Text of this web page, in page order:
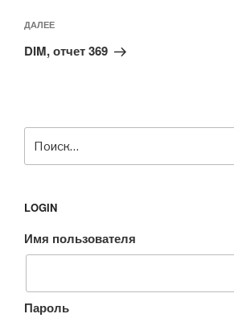
Следующая
запись
ДАЛЕЕ
DIM, отчет 369
LOGIN
Имя пользователя
Пароль